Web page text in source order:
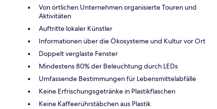
Von örtlichen Unternehmen organisierte Touren und
Aktivitäten
Auftritte lokaler Künstler
Informationen über die Ökosysteme und Kultur vor Ort
Doppelt verglaste Fenster
Mindestens 80% der Beleuchtung durch LEDs
Umfassende Bestimmungen für Lebensmittelabfälle
Keine Erfrischungsgetränke in Plastikflaschen
Keine Kaffeerührstäbchen aus Plastik